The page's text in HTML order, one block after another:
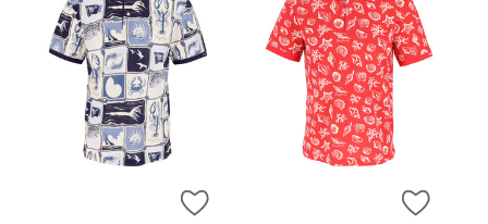
ZUR WUNSCHLISTE HINZUFÜGEN
ZUR